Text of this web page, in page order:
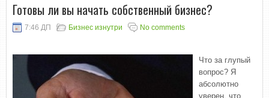
Готовы ли вы начать собственный бизнес?
7:46 ДП Бизнес изнутри No comments
Что за глупый
вопрос? Я
абсолютно
уверен, что